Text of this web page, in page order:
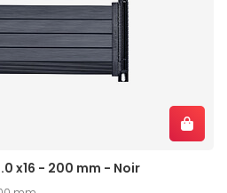
x16 - 200 mm - Noir